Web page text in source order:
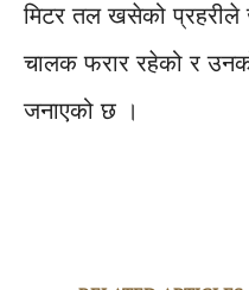
मिटर तल खसेको प्रहरीले
चालक फरार रहेको र
जनाएको छ ।